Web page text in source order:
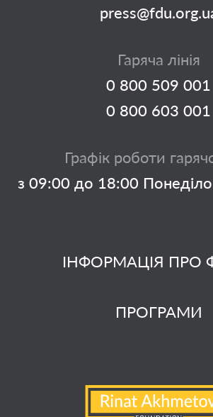
ІНФОРМАЦІЯ ПРО
ПРОГРАМИ
Гаряча лінія
0 800 509 001
0 800 603 001
Графік роботи
з 09:00 до 18:00